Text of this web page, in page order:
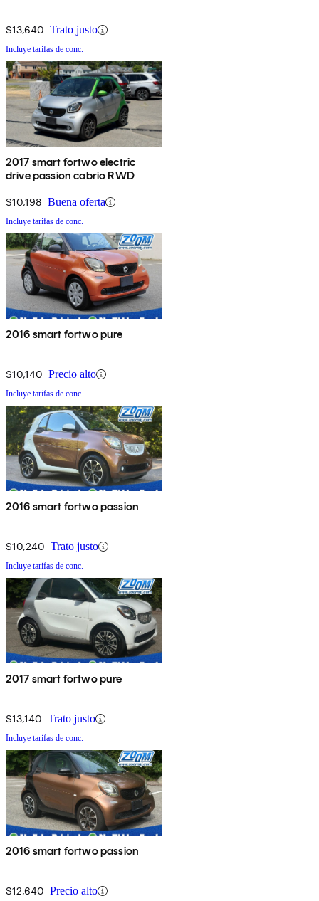
$13,640 Trato justo
Incluye tarifas de conc.
2017 smart fortwo electric
drive passion cabrio RWD
$10,198 Buena oferta
Incluye tarifas de conc.
2016 smart fortwo pure
$10,140 Precio alto
Incluye tarifas de conc.
2016 smart fortwo passion
$10,240 Trato justo
Incluye tarifas de conc.
2017 smart fortwo pure
$13,140 Trato justo
Incluye tarifas de conc.
2016 smart fortwo passion
$12,640 Precio alto